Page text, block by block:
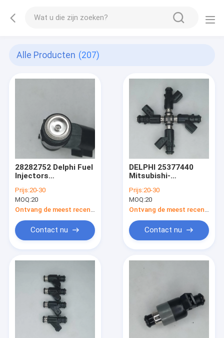
Alle Producten (207)
28282752 Delphi Fuel
Injectors
Chery Celer 1,5 de
Grote Toekenning
van Muurhaval
Prijs:20-30
MOQ:20
Contact nu
DELPHI 25377440
Mitsubishi-
Mitsubishi Junjie 1,8
4G93
Prijs:20-30
MOQ:20
Contact nu